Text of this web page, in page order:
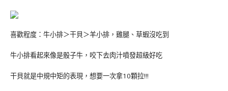
喜歡程度：牛小排＞干貝＞羊小排，雞腿、草蝦沒吃到
牛小排看起來像是骰子牛，咬下去肉汁噴發超級好吃
干貝就是中規中矩的表現，想要一次拿10顆拉!!!